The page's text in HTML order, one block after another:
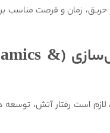
زمان و فرصت مناسب
&
است رفتار آتش، توسعه